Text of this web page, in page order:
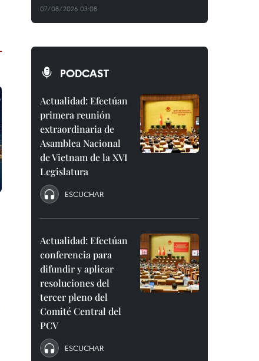
07/08/2026 03:08
PODCAST
Actualidad: Efectúan
primera reunión
extraordinaria de
Asamblea Nacional
de Vietnam de la XVI
Legislatura
ESCUCHAR
Actualidad: Efectúan
conferencia para
difundir y aplicar
resoluciones del
tercer pleno del
Comité Central del
PCV
ESCUCHAR